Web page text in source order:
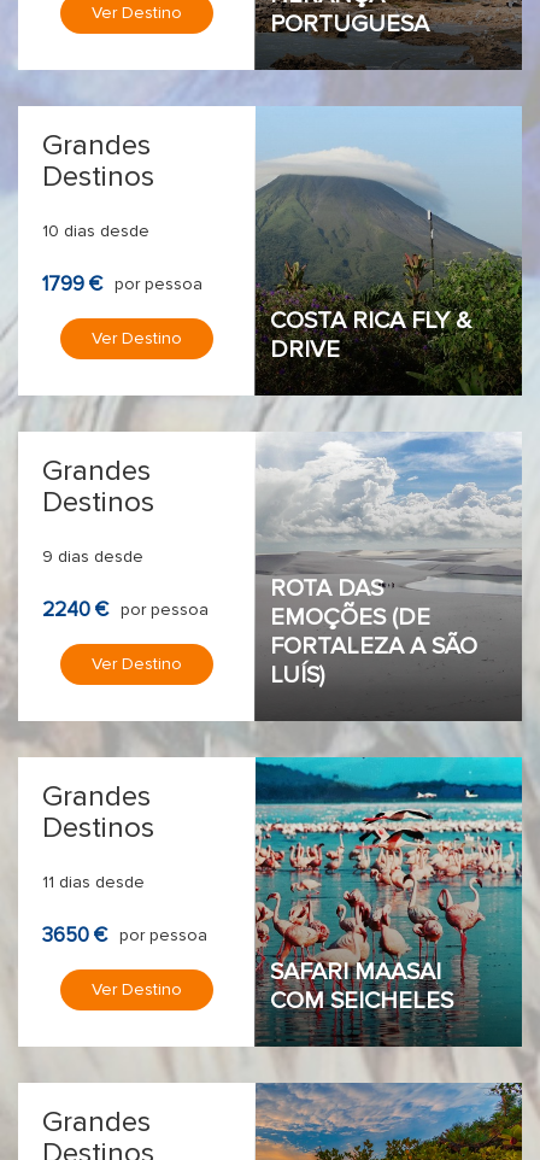
PORTUGUESA
Ver Destino
COSTA RICA FLY &
DRIVE
Grandes
Destinos
10 dias desde
1799 € por pessoa
Ver Destino
ROTA DAS
EMOÇÕES (DE
FORTALEZA A SÃO
LUÍS)
Grandes
Destinos
9 dias desde
2240 € por pessoa
Ver Destino
SAFARI MAASAI
COM SEICHELES
Grandes
Destinos
11 dias desde
3650 € por pessoa
Ver Destino
Grandes